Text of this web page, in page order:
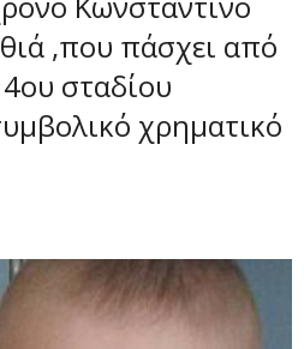
,που πάσχει από
σταδίου
χρηματικό